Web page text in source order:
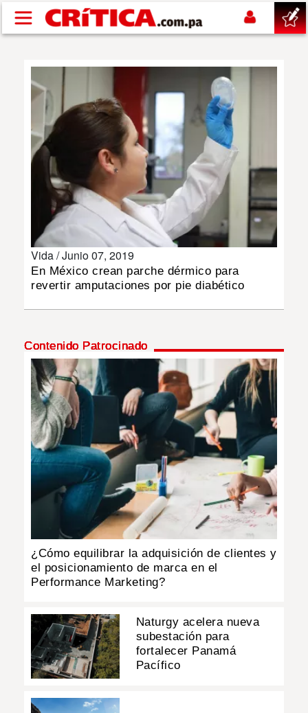
Pasar al contenido principal
SUCESOS
NACIONAL
POLÍTICA
DEPORTES
MULTIMEDIA
IMPRESO
Vida /Junio 07, 2019
En México crean parche dérmico para
revertir amputaciones por pie diabético
Contenido Patrocinado
¿Cómo equilibrar la adquisición de clientes y
el posicionamiento de marca en el
Performance Marketing?
Naturgy acelera nueva
subestación para
fortalecer Panamá
Pacífico